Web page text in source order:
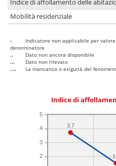
Indice di affollamento delle
Mobilità residenziale
-
Indicatore non applicabile per
denominatore
..
Dato non ancora disponibile
...
Dato non rilevato
....
La mancanza o esiguità del
Indice di
2
3
4
5
3.7